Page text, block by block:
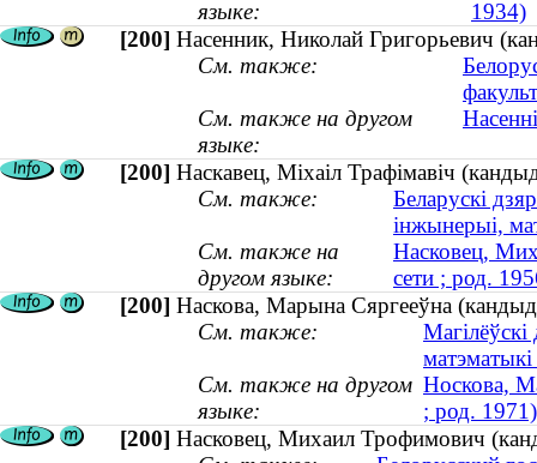
языке:
1934)
[200] Насенник, Николай Григорьевич
См. также:
См. также на другом
языке:
[200] Наскавец, Міхаіл Трафімавіч
См. также:
Беларускі
інжынерыі,
См. также на
другом языке:
Насковец,
сети ; род.
[200] Наскова, Марына Сяргееўна
См. также:
См. также на другом
языке:
Носкова,
; род. 1971)
[200] Насковец, Михаил Трофимович